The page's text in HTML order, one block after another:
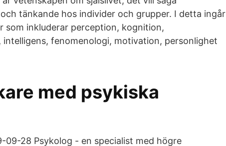
tänkande hos individer och grupper. I detta ingår
som inkluderar perception, kognition,
fenomenologi, motivation, personlighet
med psykiska
28 Psykolog - en specialist med högre